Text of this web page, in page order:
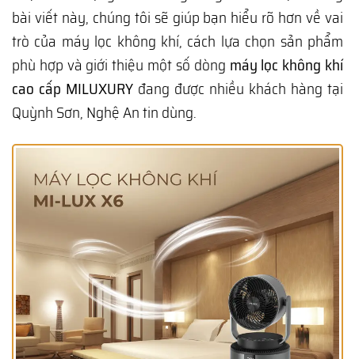
bài viết này, chúng tôi sẽ giúp bạn hiểu rõ hơn về vai
trò của máy lọc không khí, cách lựa chọn sản phẩm
phù hợp và giới thiệu một số dòng máy lọc không khí
cao cấp MILUXURY đang được nhiều khách hàng tại
Quỳnh Sơn, Nghệ An tin dùng.